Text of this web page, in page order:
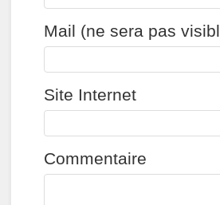
Mail (ne sera pas
Site Internet
Commentaire